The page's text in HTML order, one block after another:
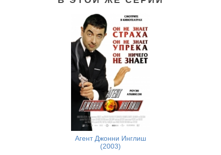
Шпион (2015)
Агент Джонни Инглиш
(2003)